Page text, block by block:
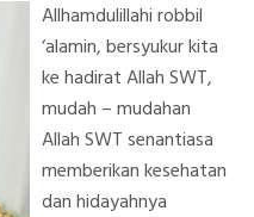
Allhamdulillahi robbil
‘alamin, bersyukur kita
ke hadirat Allah SWT,
mudah – mudahan
Allah SWT senantiasa
memberikan kesehatan
dan hidayahnya